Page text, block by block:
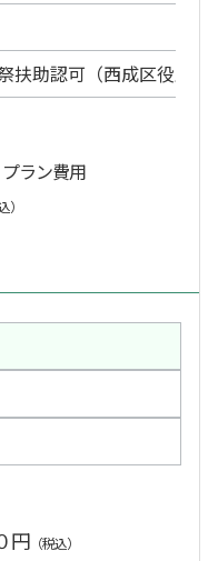
扶助認可（西成区役所
プラン費用
）
円 （税込）